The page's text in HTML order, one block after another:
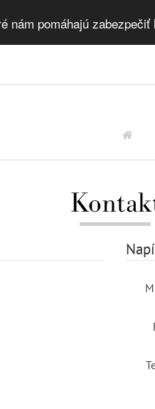
pomáhajú zabezpečiť